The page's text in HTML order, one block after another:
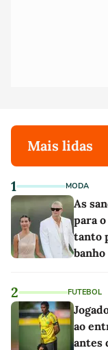
Mais lidas
1 MODA
As
para
tanto
2 FUTEBOL
ao
antes